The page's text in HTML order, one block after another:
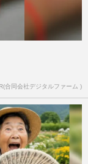
合同会社デジタルファーム )